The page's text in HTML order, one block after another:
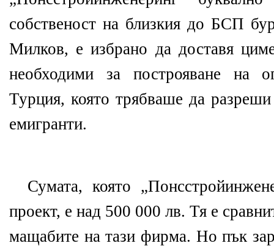
собственост на близкия до БСП
Милков, е избрано да доставя
необходими за построяване на
Турция, която трябваше да
емигранти.
Сумата, която
проект, е над 500 000 лв. Тя е
мащабите на тази фирма. Но пък